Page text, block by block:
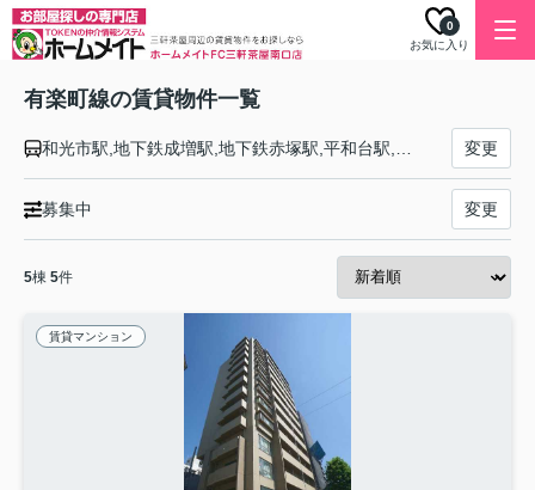
お気に入り
0
有楽町線の賃貸物件一覧
変更
募集中 変更
5棟 5件
賃貸マンション